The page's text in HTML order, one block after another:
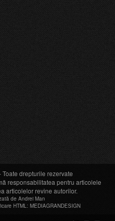
Toate drepturile rezervate
responsabilitatea pentru articolele
articolelor revine autorilor.
de Andrei Man
HTML : MEDIAGRANDESIGN